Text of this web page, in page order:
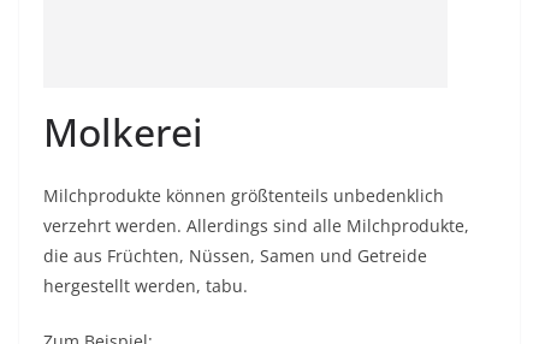
Molkerei
Milchprodukte können größtenteils unbedenklich
verzehrt werden. Allerdings sind alle Milchprodukte,
die aus Früchten, Nüssen, Samen und Getreide
hergestellt werden, tabu.